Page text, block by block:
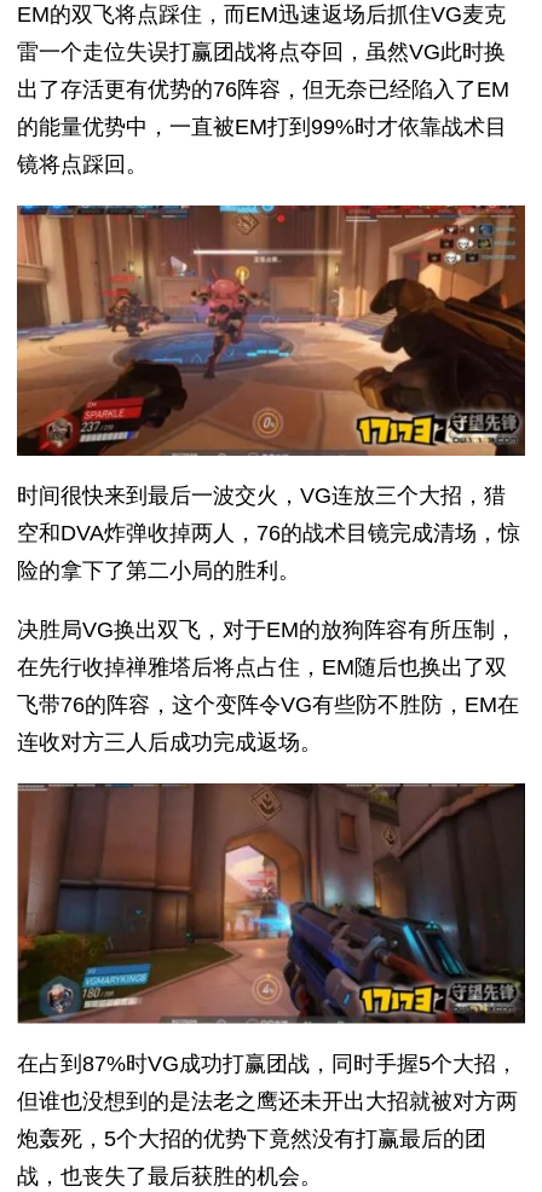
EM的双飞将点踩住，而EM迅速返场后抓住VG麦克
雷一个走位失误打赢团战将点夺回，虽然VG此时换
出了存活更有优势的76阵容，但无奈已经陷入了EM
的能量优势中，一直被EM打到99%时才依靠战术目
镜将点踩回。
时间很快来到最后一波交火，VG连放三个大招，猎
空和DVA炸弹收掉两人，76的战术目镜完成清场，惊
险的拿下了第二小局的胜利。
决胜局VG换出双飞，对于EM的放狗阵容有所压制，
在先行收掉禅雅塔后将点占住，EM随后也换出了双
飞带76的阵容，这个变阵令VG有些防不胜防，EM在
连收对方三人后成功完成返场。
在占到87%时VG成功打赢团战，同时手握5个大招，
但谁也没想到的是法老之鹰还未开出大招就被对方两
炮轰死，5个大招的优势下竟然没有打赢最后的团
战，也丧失了最后获胜的机会。